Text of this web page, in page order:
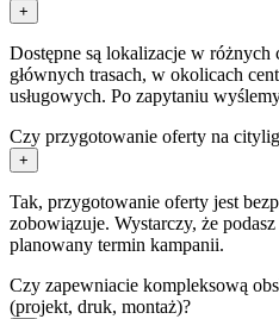
+
Dostępne są lokalizacje w różnych
głównych trasach, w okolicach
usługowych. Po zapytaniu
Czy przygotowanie oferty na
+
Tak, przygotowanie oferty jest
zobowiązuje. Wystarczy, że
planowany termin kampanii.
Czy zapewniacie kompleksową
(projekt, druk, montaż)?